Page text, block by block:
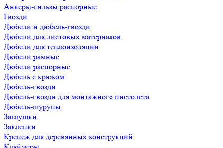
Анкеры-гильзы распорные
Гвозди
Дюбели и дюбель-гвозди
Дюбели для листовых материалов
Дюбели для теплоизоляции
Дюбели рамные
Дюбели распорные
Дюбель с крюком
Дюбель-гвозди
Дюбель-гвозди для монтажного пистолета
Дюбель-шурупы
Заглушки
Заклепки
Крепеж для деревянных конструкций